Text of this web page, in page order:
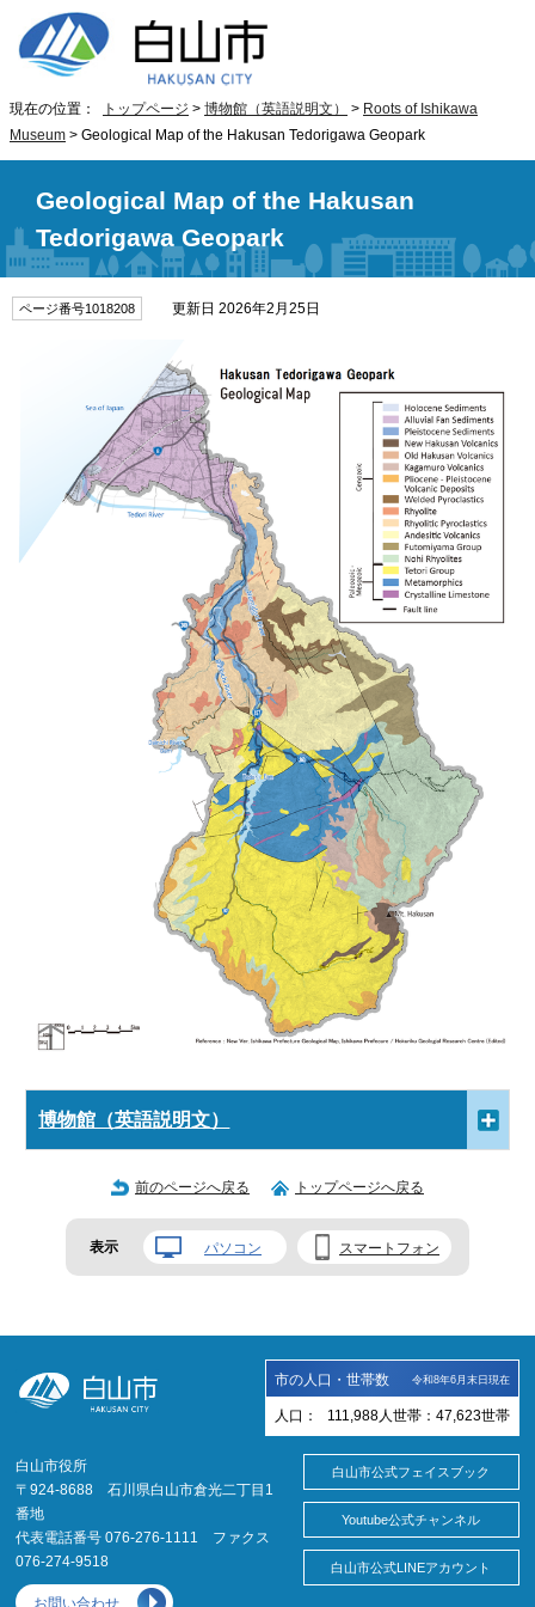
現在の位置： トップページ > 博物館（英語説明文） > Roots of Ishikawa
Museum > Geological Map of the Hakusan Tedorigawa Geopark
Geological Map of the Hakusan
Tedorigawa Geopark
ページ番号1018208 更新日 2026年2月25日
博物館（英語説明文）
前のページへ戻る トップページへ戻る
表示 パソコン スマートフォン
市の人口・世帯数 令和8年6月末日現在
人口： 111,988 人 世帯： 47,623世帯
白山市役所
〒924-8688 石川県白山市倉光二丁目1
番地
代表電話番号 076-276-1111 ファクス
076-274-9518
お問い合わせ
白山市公式フェイスブック
Youtube公式チャンネル
白山市公式LINEアカウント